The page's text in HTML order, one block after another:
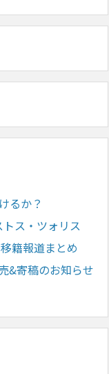
るか？
ス・ツォリス
籍報道まとめ
&寄稿のお知らせ